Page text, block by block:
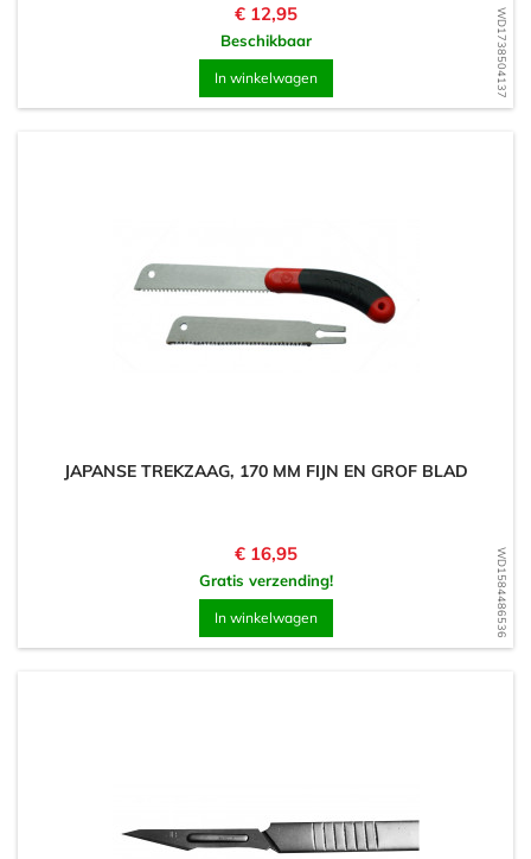
WD1738504137
Prijs
€ 12,95
Beschikbaar
In winkelwagen
WD1584486536
JAPANSE TREKZAAG, 170 MM FIJN EN GROF BLAD
Prijs
€ 16,95
Gratis verzending!
In winkelwagen